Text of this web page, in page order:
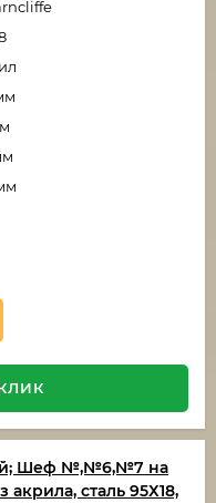
Шеф №,№6,№7 на
акрила, сталь 95Х18,